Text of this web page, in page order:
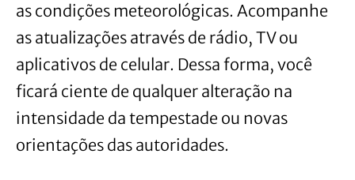
as condições meteorológicas. Acompanhe
as atualizações através de rádio, TV ou
aplicativos de celular. Dessa forma, você
ficará ciente de qualquer alteração na
intensidade da tempestade ou novas
orientações das autoridades.